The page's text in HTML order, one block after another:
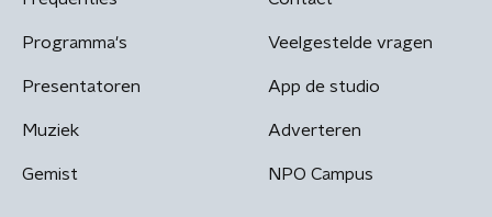
Programma's
Presentatoren
Muziek
Gemist
Veelgestelde vragen
App de studio
Adverteren
NPO Campus